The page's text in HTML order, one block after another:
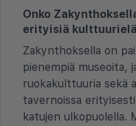
Onko
erityisiä
Zakynthoksella on
pienempiä museoita,
ruokakulttuuria sekä
tavernoissa
katujen ulkopuolella.